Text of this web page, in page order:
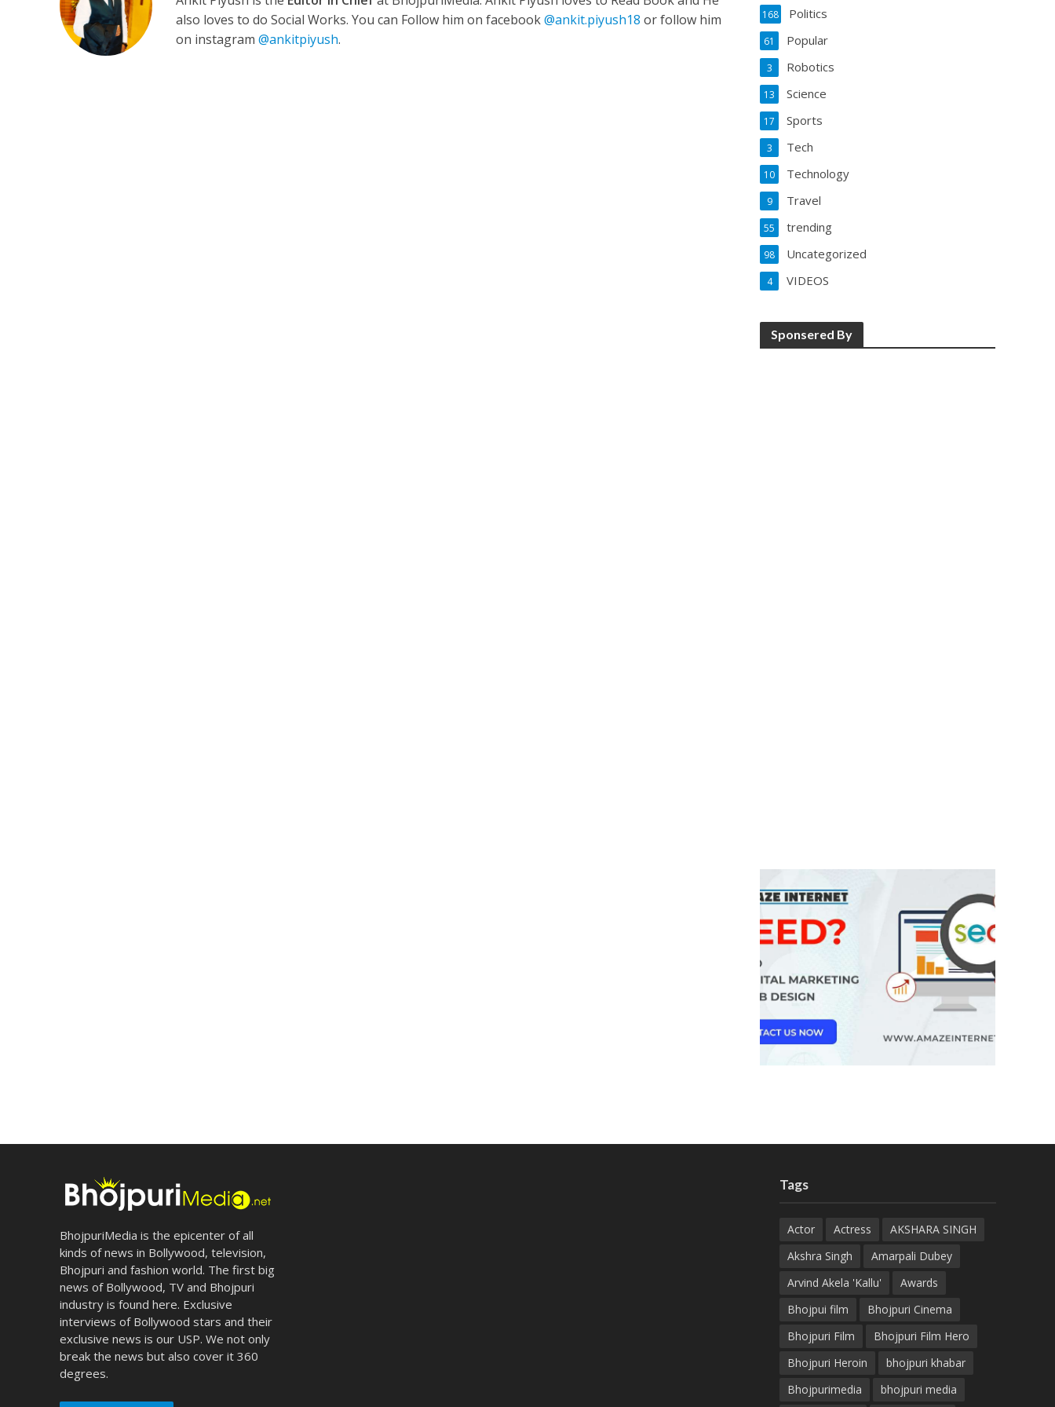
also loves to do Social Works. You can Follow him on facebook@ankit.piyush18 or follow him
on instagram@ankitpiyush.
Politics
168
Popular
61
Robotics
3
Science
13
Sports
17
Tech
3
Technology
10
Travel
9
trending
55
Uncategorized
98
VIDEOS
4
Sponsered By
BhojpuriMedia is the epicenter of all
kinds of news in Bollywood, television,
Bhojpuri and fashion world. The first big
news of Bollywood, TV and Bhojpuri
industry is found here. Exclusive
interviews of Bollywood stars and their
exclusive news is our USP. We not only
break the news but also cover it 360
degrees.
Tags
Actor Actress
AKSHARA SINGH
Akshra Singh
Amarpali Dubey
Arvind Akela 'Kallu'
Awards
Bhojpui film
Bhojpuri Cinema
Bhojpuri Film
Bhojpuri Film Hero
Bhojpuri Heroin
bhojpuri khabar
Bhojpurimedia
bhojpuri media